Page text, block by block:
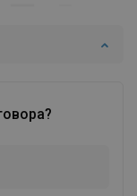
в количката